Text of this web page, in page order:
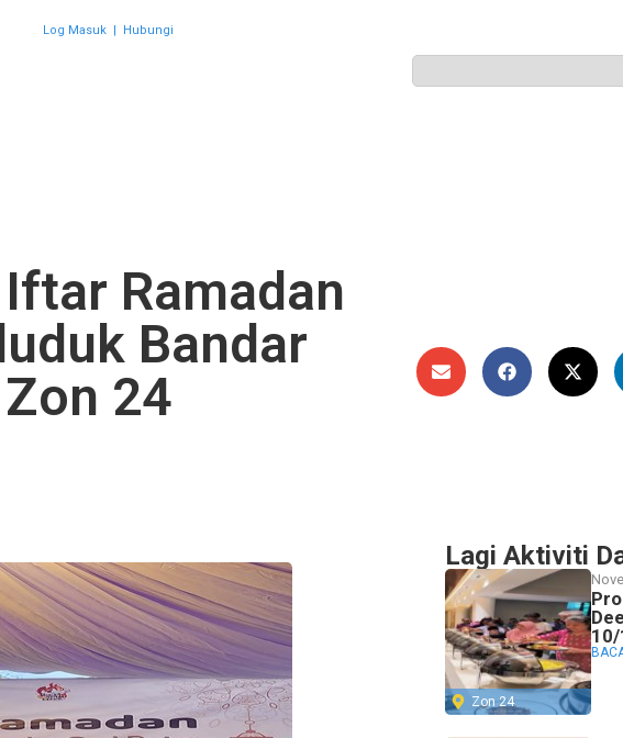
Log Masuk| Hubungi
Ramadan
Bandar
24
Lagi Aktiviti
Zon 24
10/